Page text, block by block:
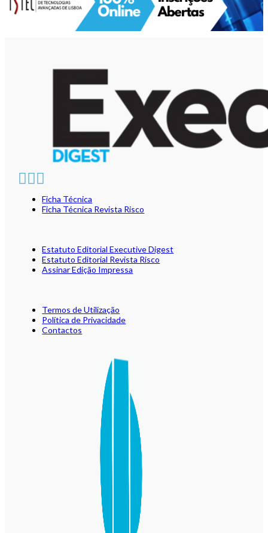
Ficha Técnica
Ficha Técnica Revista Risco
Estatuto Editorial Executive Digest
Estatuto Editorial Revista Risco
Assinar Edição Impressa
Termos de Utilização
Política de Privacidade
Contactos